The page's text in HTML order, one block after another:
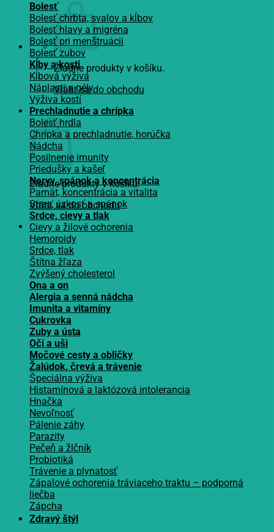
Žiadne produkty v košíku.
Vrátiť sa do obchodu
Košík
Žiadne produkty v košíku.
Vrátiť sa do obchodu
Bolesť
Bolesť chrbta, svalov a kĺbov
Bolesť hlavy a migréna
Bolesť pri menštruácii
Bolesť zubov
Kĺby a kosti
Kĺbová výživa
Náplasti a gély
Výživa kostí
Prechladnutie a chrípka
Bolesť hrdla
Chrípka a prechladnutie, horúčka
Nádcha
Posilnenie imunity
Priedušky a kašeľ
Nervy, spánok a koncentrácia
Pamät, koncentrácia a vitalita
Stres, úzkosť a spánok
Srdce, cievy a tlak
Cievy a žilové ochorenia
Hemoroidy
Srdce, tlak
Štítna žľaza
Zvýšený cholesterol
Ona a on
Alergia a senná nádcha
Imunita a vitamíny
Cukrovka
Zuby a ústa
Oči a uši
Močové cesty a obličky
Žalúdok, črevá a trávenie
Špeciálna výživa
Histamínová a laktózová intolerancia
Hnačka
Nevoľnosť
Pálenie záhy
Parazity
Pečeň a žlčník
Probiotiká
Trávenie a plynatosť
Zápalové ochorenia tráviaceho traktu – podporná
liečba
Zápcha
Zdravý štýl